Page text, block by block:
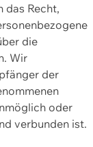
das Recht,
die
Wir
der
oder
verbunden ist.